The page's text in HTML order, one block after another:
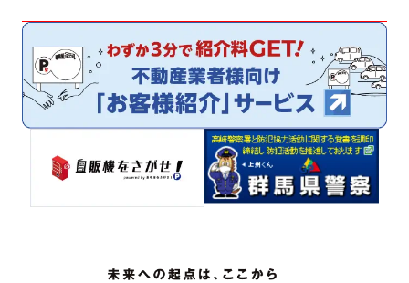
サイトマップ
プライバシーポリシー